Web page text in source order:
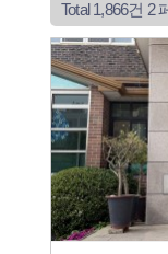
Total 1,866건 2